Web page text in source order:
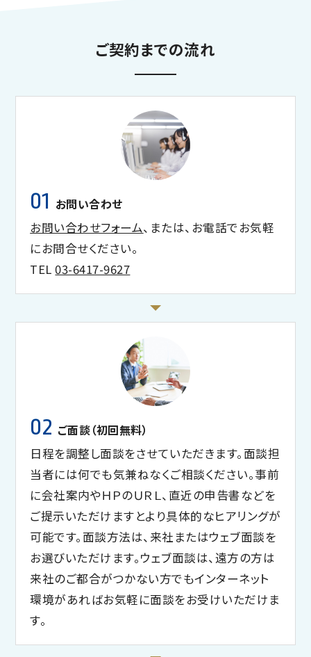
ご契約までの流れ
01 お問い合わせ
お問い合わせフォーム、または、お電話でお気軽
にお問合せください。
TEL03-6417-9627
02 ご面談（初回無料）
日程を調整し面談をさせていただきます。面談担
当者には何でも気兼ねなくご相談ください。事前
に会社案内やＨＰのＵＲＬ、直近の申告書などを
ご提示いただけますとより具体的なヒアリングが
可能です。面談方法は、来社またはウェブ面談を
お選びいただけます。ウェブ面談は、遠方の方は
来社のご都合がつかない方でもインターネット
環境があればお気軽に面談をお受けいただけま
す。